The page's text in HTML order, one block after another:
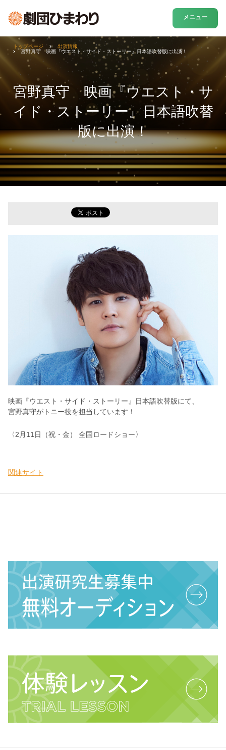
メニュー
宮野真守 映画『ウエスト・サ
イド・ストーリー』日本語吹替
版に出演！
トップページ
出演情報
宮野真守 映画『ウエスト・サイド・ストーリー』日本語吹替版に出演！
映画『ウエスト・サイド・ストーリー』日本語吹替版にて、
宮野真守がトニー役を担当しています！
〈2月11日（祝・金） 全国ロードショー〉
関連サイト